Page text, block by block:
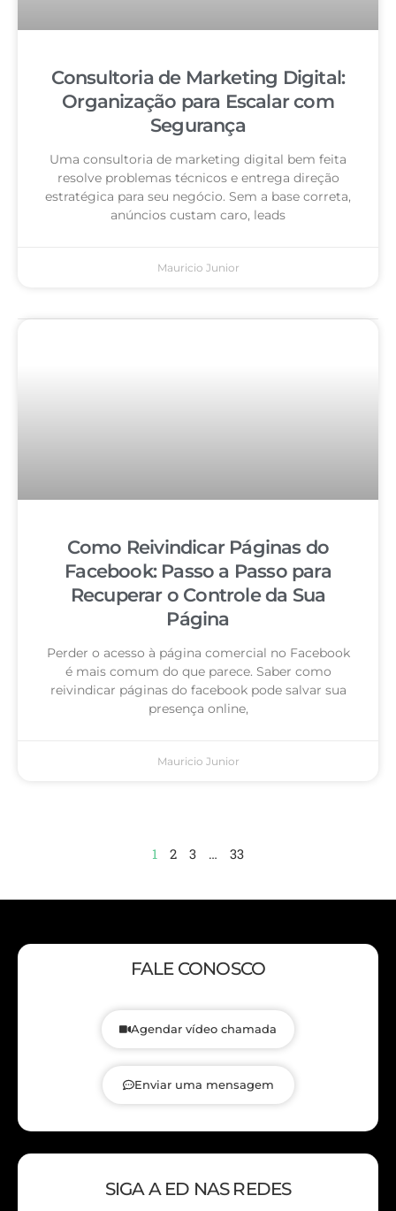
Consultoria de Marketing Digital:
Organização para Escalar com
Segurança
Uma consultoria de marketing digital bem feita
resolve problemas técnicos e entrega direção
estratégica para seu negócio. Sem a base correta,
anúncios custam caro, leads
Mauricio Junior
Como Reivindicar Páginas do
Facebook: Passo a Passo para
Recuperar o Controle da Sua
Página
Perder o acesso à página comercial no Facebook
é mais comum do que parece. Saber como
reivindicar páginas do facebook pode salvar sua
presença online,
Mauricio Junior
1 2 3 … 33
FALE CONOSCO
Agendar vídeo chamada
Enviar uma mensagem
SIGA A ED NAS REDES